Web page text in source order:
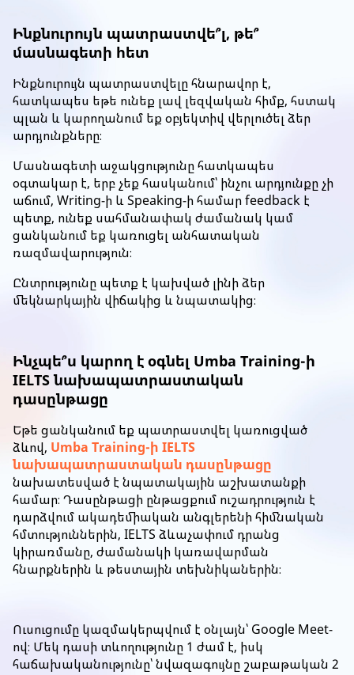
Ինքնուրույն պատրաստվե՞լ, թե՞
մասնագետի հետ
Ինքնուրույն պատրաստվելը հնարավոր է,
հատկապես եթե ունեք լավ լեզվական հիմք, հստակ
պլան և կարողանում եք օբյեկտիվ վերլուծել ձեր
արդյունքները։
Մասնագետի աջակցությունը հատկապես
օգտակար է, երբ չեք հասկանում՝ ինչու արդյունքը չի
աճում, Writing-ի և Speaking-ի համար feedback է
պետք, ունեք սահմանափակ ժամանակ կամ
ցանկանում եք կառուցել անհատական
ռազմավարություն։
Ընտրությունը պետք է կախված լինի ձեր
մեկնարկային վիճակից և նպատակից։
Ինչպե՞ս կարող է օգնել Umba Training-ի
IELTS նախապատրաստական
դասընթացը
Եթե ցանկանում եք պատրաստվել կառուցված
ձևով, Umba Training-ի IELTS
նախապատրաստական դասընթացը
նախատեսված է նպատակային աշխատանքի
համար։ Դասընթացի ընթացքում ուշադրություն է
դարձվում ակադեմիական անգլերենի հիմնական
հմտություններին, IELTS ձևաչափում դրանց
կիրառմանը, ժամանակի կառավարման
հնարքներին և թեստային տեխնիկաներին։
Ուսուցումը կազմակերպվում է օնլայն՝ Google Meet-
ով։ Մեկ դասի տևողությունը 1 ժամ է, իսկ
հաճախականությունը՝ նվազագույնը շաբաթական 2